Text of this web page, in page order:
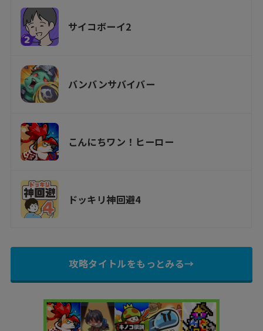
サイコボーイ2
バンバンサバイバー
こんにちワン！ヒーロー
ドッキリ神回避4
攻略タイトルをもっとみる→